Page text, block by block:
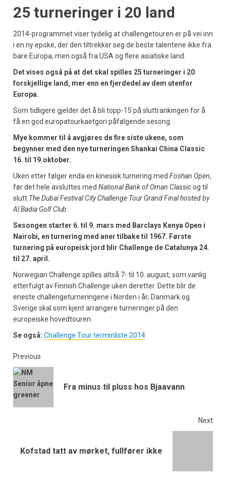
25 turneringer i 20 land
2014-programmet viser tydelig at challengetouren er på vei inn
i en ny epoke, der den tiltrekker seg de beste talentene ikke fra
bare Europa, men også fra USA og flere asiatiske land.
Det vises også på at det skal spilles 25 turneringer i 20
forskjellige land, mer enn en fjerdedel av dem utenfor
Europa.
Som tidligere gjelder det å bli topp-15 på sluttrankingen for å
få en god europatourkaetgori påfølgende sesong.
Mye kommer til å avgjøres de fire siste ukene, som
begynner med den nye turneringen Shankai China Classic
16. til 19.oktober.
Uken etter følger enda en kinesisk turnering med Foshan Open,
før det hele avsluttes med National Bank of Oman Classicog til
slutt The Dubai Festival City Challenge Tour Grand Final hosted by
Al Badia Golf Club.
Sesongen starter 6. til 9. mars med Barclays Kenya Open i
Nairobi, en turnering med aner tilbake til 1967. Første
turnering på europeisk jord blir Challenge de Catalunya 24.
til 27. april.
Norwegian Challenge spilles altså 7- til 10. august, som vanlig
etterfulgt av Finnish Challenge uken deretter. Dette blir de
eneste challengeturneringene i Norden i år; Danmark og
Sverige skal som kjent arrangere turneringer på den
europeiske hovedtouren.
Se også: Challenge Tour terminliste 2014
Previous
Fra minus til pluss hos Bjaavann
Next
Kofstad tatt av mørket, fullfører ikke